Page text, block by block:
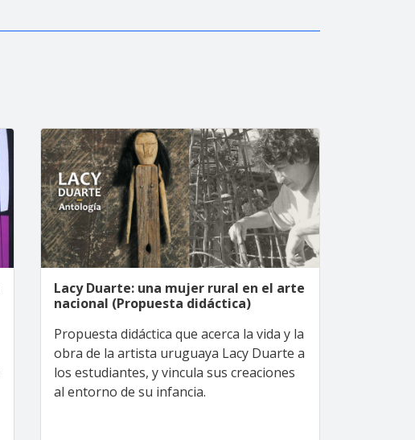
Lacy Duarte: una mujer rural en el arte
nacional (Propuesta didáctica)
Propuesta didáctica que acerca la vida y la
obra de la artista uruguaya Lacy Duarte a
los estudiantes, y vincula sus creaciones
al entorno de su infancia.